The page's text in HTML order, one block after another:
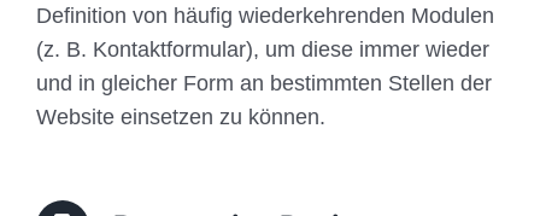
Definition von häufig wiederkehrenden Modulen
(z. B. Kontaktformular), um diese immer wieder
und in gleicher Form an bestimmten Stellen der
Website einsetzen zu können.